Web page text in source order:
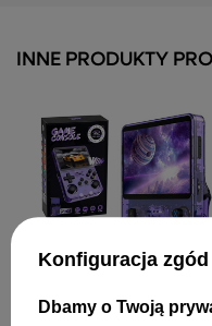
INNE PRODUKTY
Konfiguracja zgód
Dbamy o Twoją